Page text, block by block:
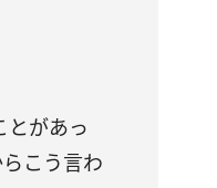
とがあっ
こう言わ